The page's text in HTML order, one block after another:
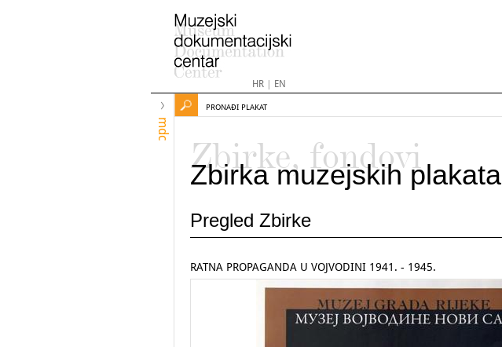
HR| EN
mdc
PRONAĐI PLAKAT
Zbirke, fondovi
Zbirka muzejskih plakata
Pregled Zbirke
RATNA PROPAGANDA U VOJVODINI 1941. - 1945.